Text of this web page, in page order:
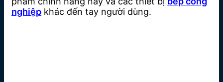
nghiệp khác đến tay người dùng.